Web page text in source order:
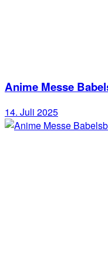
Anime Messe
14. Juli 2025